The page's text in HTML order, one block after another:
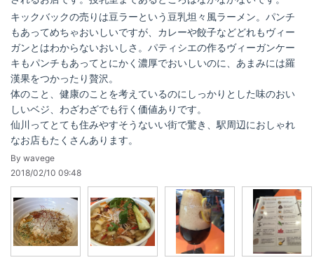
キックバックの売りは豆ラーという豆乳坦々風ラーメン。パンチ
もあってめちゃおいしいですが、カレーや餃子などどれもヴィー
ガンとはわからないおいしさ。パティシエの作るヴィーガンケー
キもパンチもあってとにかく濃厚でおいしいのに、あまみには羅
漢果をつかったり贅沢。
体のこと、健康のことを考えているのにしっかりとした味のおい
しいベジ、わざわざでも行く価値ありです。
仙川ってとても住みやすそうないい街で驚き、駅周辺におしゃれ
なお店もたくさんあります。
By wavege
2018/02/10 09:48